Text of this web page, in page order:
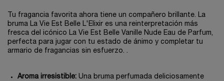
Tu fragancia favorita ahora tiene un compañero brillante. La
bruma La Vie Est Belle L'Elixir es una reinterpretación más
fresca del icónico La Vie Est Belle Vanille Nude Eau de Parfum,
perfecta para jugar con tu estado de ánimo y completar tu
armario de fragancias sin esfuerzo. .
Aroma irresistible: Una bruma perfumada deliciosamente